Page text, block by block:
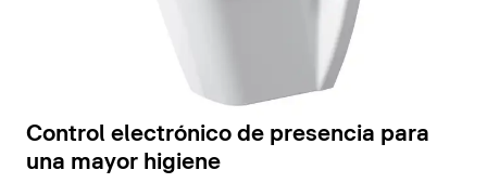
Control electrónico de presencia para
una mayor higiene